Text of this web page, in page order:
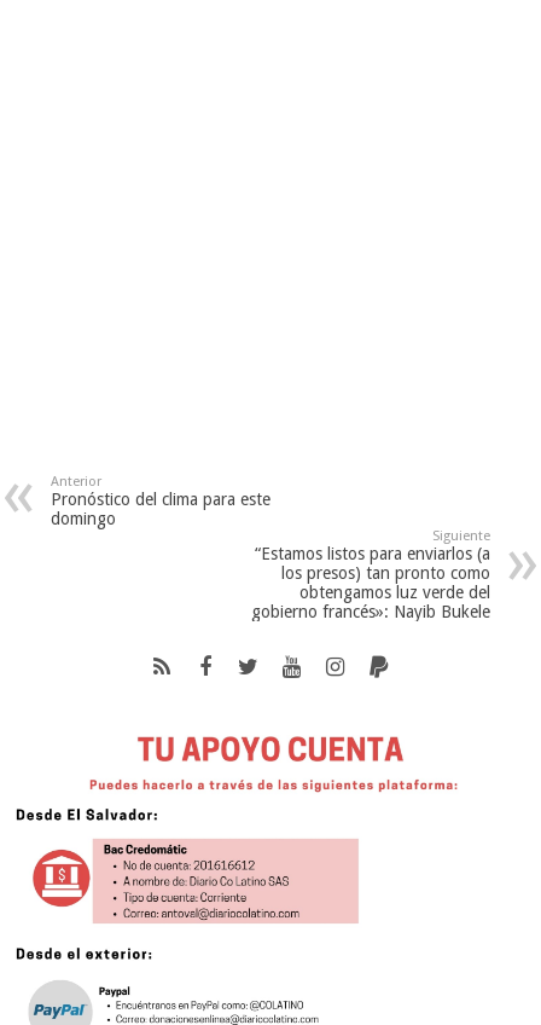
Anterior
Pronóstico del clima para este
domingo
Siguiente
“Estamos listos para enviarlos (a
los presos) tan pronto como
obtengamos luz verde del
gobierno francés»: Nayib Bukele